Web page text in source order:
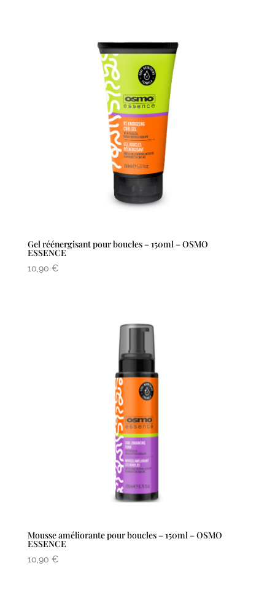
Gel réénergisant pour boucles – 150ml – OSMO
ESSENCE
10,90 €
Mousse améliorante pour boucles – 150ml – OSMO
ESSENCE
10,90 €